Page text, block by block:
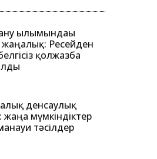
ғылымындағы
жаңалық: Ресейден
қолжазба
денсаулық
жаңа мүмкіндіктер
тәсілдер